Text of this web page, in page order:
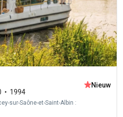
1994
sur-Saône-et-Saint-Albin :
Nieuw